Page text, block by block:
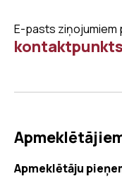
E-pasts
Apmeklētāju